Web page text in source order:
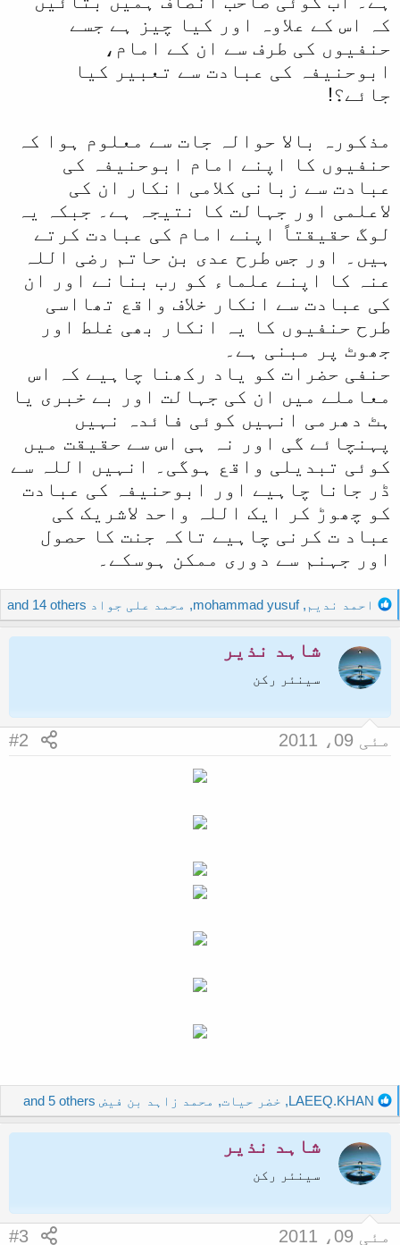
کہ اس کے علاوہ اور کیا چیز ہے جسے
حنفیوں کی طرف سے ان کے امام،
ابوحنیفہ کی عبادت سے تعبیر کیا
جائے؟!
مذکورہ بالا حوالہ جات سے معلوم ہوا کہ
حنفیوں کا اپنے امام ابوحنیفہ کی
عبادت سے زبانی کلامی انکار ان کی
لاعلمی اور جہالت کا نتیجہ ہے۔ جبکہ یہ
لوگ حقیقتاً اپنے امام کی عبادت کرتے
ہیں۔ اور جس طرح عدی بن حاتم رضی اللہ
عنہ کا اپنے علماء کو رب بنانے اور ان
کی عبادت سے انکار خلاف واقع تھااسی
طرح حنفیوں کا یہ انکار بھی غلط اور
جھوٹ پر مبنی ہے۔
حنفی حضرات کو یاد رکھنا چاہیے کہ اس
معاملے میں ان کی جہالت اور بے خبری یا
ہٹ دھرمی انہیں کوئی فائدہ نہیں
پہنچائے گی اور نہ ہی اس سے حقیقت میں
کوئی تبدیلی واقع ہوگی۔ انہیں اللہ سے
ڈر جانا چاہیے اور ابوحنیفہ کی عبادت
کو چھوڑ کر ایک اللہ واحد لاشریک کی
عباد ت کرنی چاہیے تاکہ جنت کا حصول
اور جہنم سے دوری ممکن ہوسکے۔
R
e
a
c
t
o
n
احمد ندیم,
mohammad yusuf
, محمد علی جواد
شاہد نذیر
سینئر رکن
مئی 09، 2011 #2
R
e
a
c
t
o
n
LAEEQ.KHAN
, خضر حیات, محمد زاہد بن فیض
شاہد نذیر
سینئر رکن
مئی 09، 2011 #3